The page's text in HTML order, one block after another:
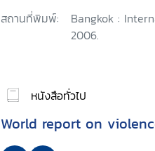
สถานที่พิมพ์:
Bangkok :
2006.
หนังสือทั่วไป
World report on